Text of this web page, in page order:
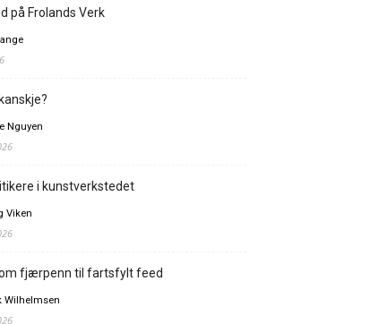
på Frolands Verk
Nguyen
i kunstverkstedet
Viken
fjærpenn til fartsfylt feed
Wilhelmsen